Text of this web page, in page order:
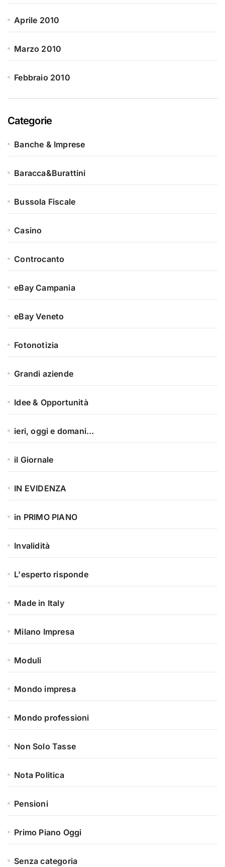
Aprile 2010
Marzo 2010
Febbraio 2010
Categorie
Banche & Imprese
Baracca&Burattini
Bussola Fiscale
Casino
Controcanto
eBay Campania
eBay Veneto
Fotonotizia
Grandi aziende
Idee & Opportunità
ieri, oggi e domani…
il Giornale
IN EVIDENZA
in PRIMO PIANO
Invalidità
L'esperto risponde
Made in Italy
Milano Impresa
Moduli
Mondo impresa
Mondo professioni
Non Solo Tasse
Nota Politica
Pensioni
Primo Piano Oggi
Senza categoria